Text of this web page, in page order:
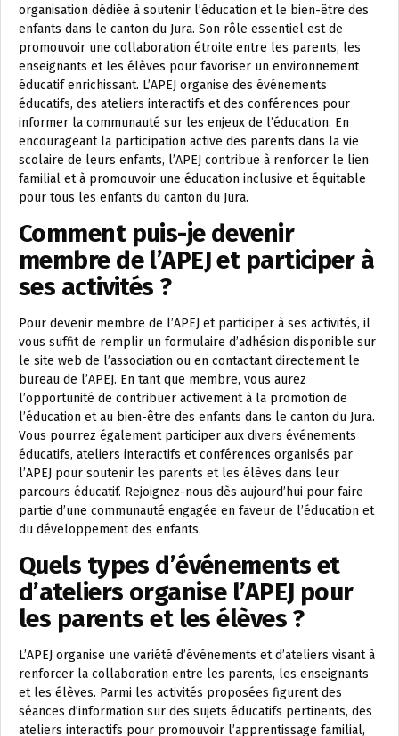
organisation dédiée à soutenir l’éducation et le bien-être des
enfants dans le canton du Jura. Son rôle essentiel est de
promouvoir une collaboration étroite entre les parents, les
enseignants et les élèves pour favoriser un environnement
éducatif enrichissant. L’APEJ organise des événements
éducatifs, des ateliers interactifs et des conférences pour
informer la communauté sur les enjeux de l’éducation. En
encourageant la participation active des parents dans la vie
scolaire de leurs enfants, l’APEJ contribue à renforcer le lien
familial et à promouvoir une éducation inclusive et équitable
pour tous les enfants du canton du Jura.
Comment puis-je devenir
membre de l’APEJ et participer à
ses activités ?
Pour devenir membre de l’APEJ et participer à ses activités, il
vous suffit de remplir un formulaire d’adhésion disponible sur
le site web de l’association ou en contactant directement le
bureau de l’APEJ. En tant que membre, vous aurez
l’opportunité de contribuer activement à la promotion de
l’éducation et au bien-être des enfants dans le canton du Jura.
Vous pourrez également participer aux divers événements
éducatifs, ateliers interactifs et conférences organisés par
l’APEJ pour soutenir les parents et les élèves dans leur
parcours éducatif. Rejoignez-nous dès aujourd’hui pour faire
partie d’une communauté engagée en faveur de l’éducation et
du développement des enfants.
Quels types d’événements et
d’ateliers organise l’APEJ pour
les parents et les élèves ?
L’APEJ organise une variété d’événements et d’ateliers visant à
renforcer la collaboration entre les parents, les enseignants
et les élèves. Parmi les activités proposées figurent des
séances d’information sur des sujets éducatifs pertinents, des
ateliers interactifs pour promouvoir l’apprentissage familial,